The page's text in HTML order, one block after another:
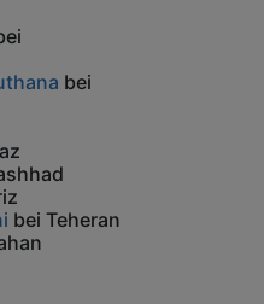
bei
bei Teheran